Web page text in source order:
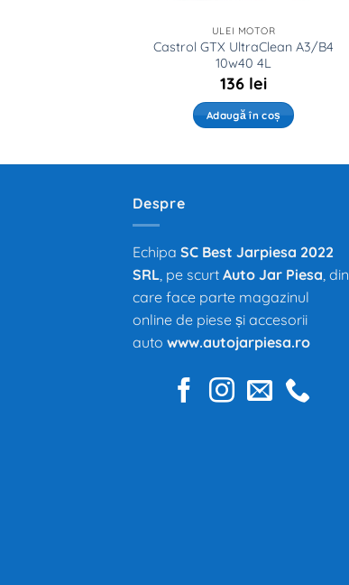
ULEI MOTOR
Castrol GTX UltraClean A3/B4
10w40 4L
136 lei
Adaugă în coș
Despre
Echipa SC Best Jarpiesa 2022
SRL, pe scurt Auto Jar Piesa, din
care face parte magazinul
online de piese și accesorii
auto www.autojarpiesa.ro